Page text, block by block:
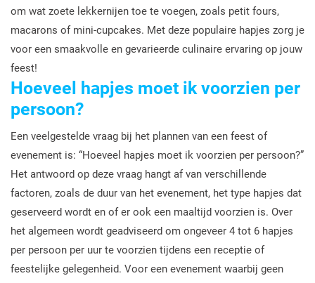
om wat zoete lekkernijen toe te voegen, zoals petit fours,
macarons of mini-cupcakes. Met deze populaire hapjes zorg je
voor een smaakvolle en gevarieerde culinaire ervaring op jouw
feest!
Hoeveel hapjes moet ik voorzien per
persoon?
Een veelgestelde vraag bij het plannen van een feest of
evenement is: “Hoeveel hapjes moet ik voorzien per persoon?”
Het antwoord op deze vraag hangt af van verschillende
factoren, zoals de duur van het evenement, het type hapjes dat
geserveerd wordt en of er ook een maaltijd voorzien is. Over
het algemeen wordt geadviseerd om ongeveer 4 tot 6 hapjes
per persoon per uur te voorzien tijdens een receptie of
feestelijke gelegenheid. Voor een evenement waarbij geen